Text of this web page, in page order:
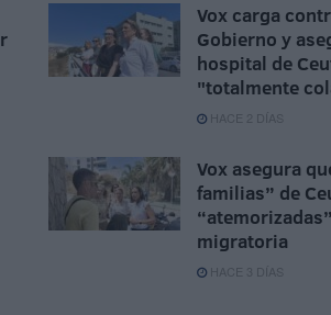
Vox carga
Gobierno y
hospital de
"totalmente
HACE 2 DÍAS
Vox asegura
familias” de
migratoria
HACE 3 DÍAS